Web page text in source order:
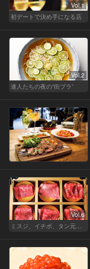
Vol.1
初デートで決め手になる店
Vol.2
達人たちの夜の“街ブラ”
Vol.6